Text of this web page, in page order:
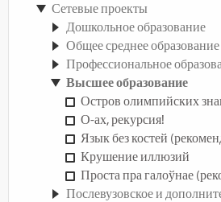
Сетевые проекты
Дошкольное образование
Общее среднее образование
Профессиональное
Высшее образование
Остров олимпийских
О-ах, рекурсия!
Язык без костей
Крушение иллюзий
Проста пра галоўнае
Послевузовское и